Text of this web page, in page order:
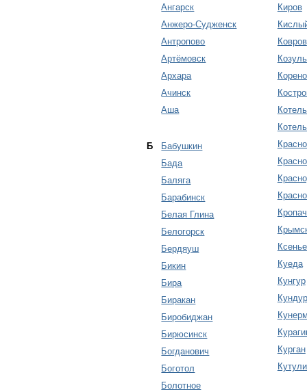
Ангарск
Анжеро-Судженск
Антропово
Артёмовск
Архара
Ачинск
Аша
Б
Бабушкин
Бада
Баляга
Барабинск
Белая Глина
Белогорск
Бердяуш
Бикин
Бира
Биракан
Биробиджан
Бирюсинск
Богданович
Боготол
Болотное
Киров
Ковров
Куеда
Кунгур
Кундур
Курган